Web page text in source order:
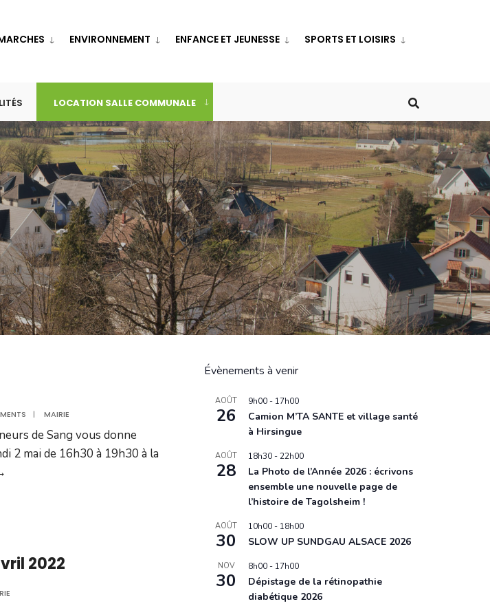
ENVIRONNEMENT ENFANCE ET JEUNESSE SPORTS ET LOISIRS
LOCATION SALLE COMMUNALE
| MAIRIE
de Sang vous donne
2 mai de 16h30 à 19h30 à la
2022
Évènements à venir
AOÛT
26
9h00 - 17h00
Camion M’TA SANTE et village santé
à Hirsingue
AOÛT
28
18h30 -22h00
La Photo de l’Année 2026 : écrivons
ensemble une nouvelle page de
l’histoire de Tagolsheim !
AOÛT
30
10h00 - 18h00
SLOW UP SUNDGAU ALSACE 2026
NOV
30
8h00 - 17h00
Dépistage de la rétinopathie
diabétique 2026